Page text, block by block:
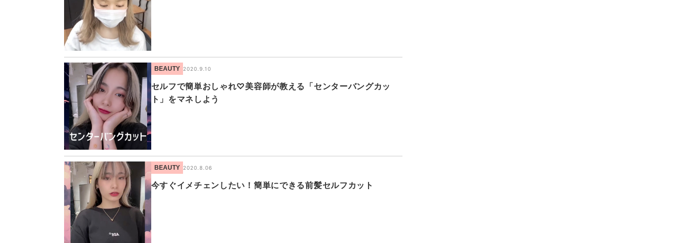
BEAUTY 2020.9.10
セルフで簡単おしゃれ♡美容師が教える「センターバングカッ
ト」をマネしよう
BEAUTY 2020.8.06
今すぐイメチェンしたい！簡単にできる前髪セルフカット